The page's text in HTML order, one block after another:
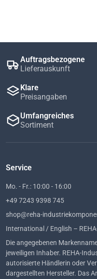
Auftragsbezogene
Lieferauskunft
Klare
Preisangaben
Umfangreiches
Sortiment
Service
Mo. - Fr.: 10:00 - 16:00
+49 7243 9398 745
shop@reha-
International / English –
Die angegebenen
jeweiligen Inhaber. REHA-
autorisierte Händlerin oder
dargestellten Hersteller. Das